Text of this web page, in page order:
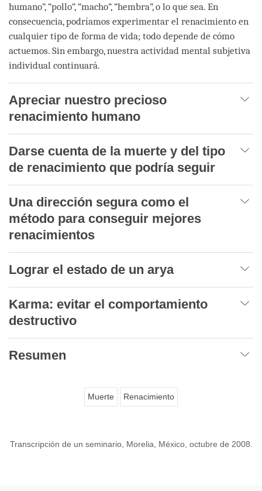
humano”, “pollo”, “macho”, “hembra”, o lo que sea. En
consecuencia, podríamos experimentar el renacimiento en
cualquier tipo de forma de vida; todo depende de cómo
actuemos. Sin embargo, nuestra actividad mental subjetiva
individual continuará.
Apreciar nuestro precioso
renacimiento humano
Darse cuenta de la muerte y del tipo
de renacimiento que podría seguir
Una dirección segura como el
método para conseguir mejores
renacimientos
Lograr el estado de un arya
Karma: evitar el comportamiento
destructivo
Resumen
Muerte Renacimiento
Transcripción de un seminario, Morelia, México, octubre de 2008.